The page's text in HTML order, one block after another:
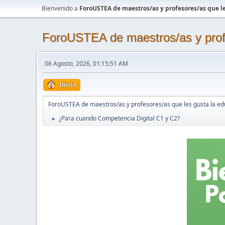
Bienvenido a ForoUSTEA de maestros/as y profesores/as que
ForoUSTEA de maestros/as y
06 Agosto, 2026, 01:15:51 AM
Inicio
ForoUSTEA de maestros/as y profesores/as que les gusta la
► ¿Para cuando Competencia Digital C1 y C2?